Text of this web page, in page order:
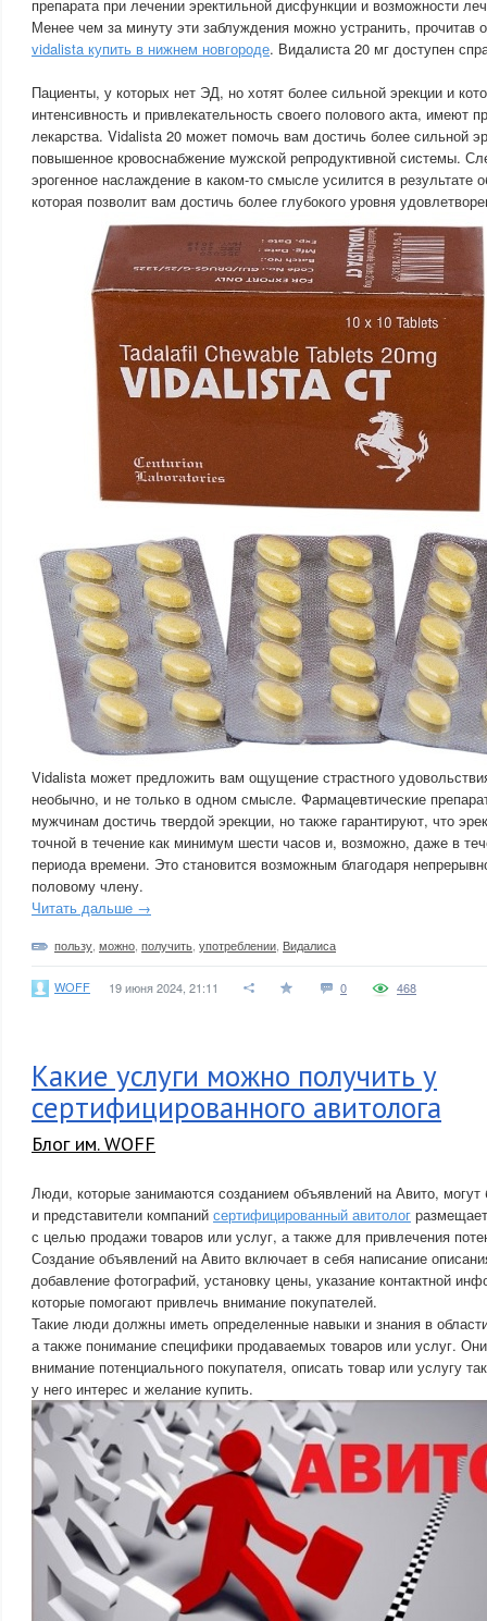
препарата при лечении эректильной дисфункции и возможности
Менее чем за минуту эти заблуждения можно устранить, прочитав
vidalista купить в нижнем новгороде. Видалиста 20 мг доступен
Пациенты, у которых нет ЭД, но хотят более сильной эрекции и
интенсивность и привлекательность своего полового акта, имеют
лекарства. Vidalista 20 может помочь вам достичь более сильной
повышенное кровоснабжение мужской репродуктивной системы.
эрогенное наслаждение в каком-то смысле усилится в результате
которая позволит вам достичь более глубокого уровня
Vidalista может предложить вам ощущение страстного
необычно, и не только в одном смысле. Фармацевтические
мужчинам достичь твердой эрекции, но также гарантируют, что
точной в течение как минимум шести часов и, возможно, даже в
периода времени. Это становится возможным благодаря
половому члену.
Читать дальше →
пользу можно получить употреблении Видалиса
WOFF 19 июня 2024, 21:11 0 468
Какие услуги можно получить у
сертифицированного авитолога
Блог им. WOFF
Люди, которые занимаются созданием объявлений на Авито, могут
и представители компаний сертифицированный авитолог
с целью продажи товаров или услуг, а также для привлечения
Создание объявлений на Авито включает в себя написание
добавление фотографий, установку цены, указание контактной
которые помогают привлечь внимание покупателей.
Такие люди должны иметь определенные навыки и знания в
а также понимание специфики продаваемых товаров или услуг.
внимание потенциального покупателя, описать товар или услугу
у него интерес и желание купить.